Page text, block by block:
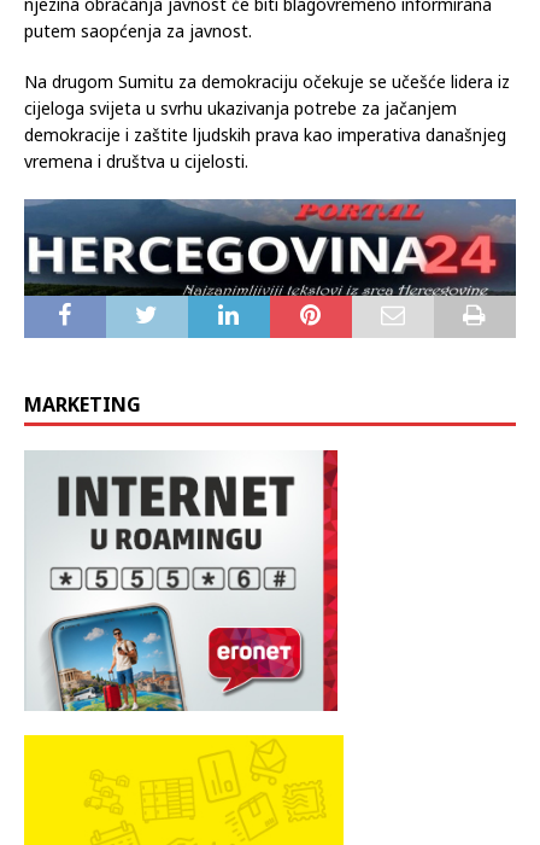
Predsjedateljica Krišto će se sudionicima Samita obratiti
putem video veze prvoga dana, 29. ožujka 2023. godine, koji
njezina obraćanja javnost će biti blagovremeno informirana
putem saopćenja za javnost.
Na drugom Sumitu za demokraciju očekuje se učešće lidera iz
demokracije i zaštite ljudskih prava kao imperativa današnjeg
vremena i društva u cijelosti.
MARKETING